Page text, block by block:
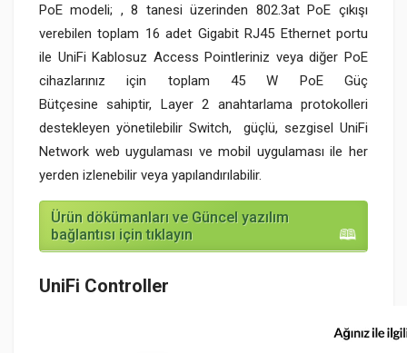
PoE modeli; , 8 tanesi üzerinden 802.3at PoE çıkışı
verebilen toplam 16 adet Gigabit RJ45 Ethernet portu
ile UniFi Kablosuz Access Pointleriniz veya diğer PoE
cihazlarınız için toplam 45 W PoE Güç
Bütçesine sahiptir, Layer 2 anahtarlama protokolleri
destekleyen yönetilebilir Switch, güçlü, sezgisel UniFi
Network web uygulaması ve mobil uygulaması ile her
yerden izlenebilir veya yapılandırılabilir.
Ürün dökümanları ve Güncel yazılım
bağlantısı için tıklayın
UniFi Controller